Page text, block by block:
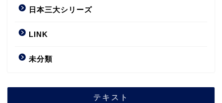
日本三大シリーズ
LINK
未分類
テキスト